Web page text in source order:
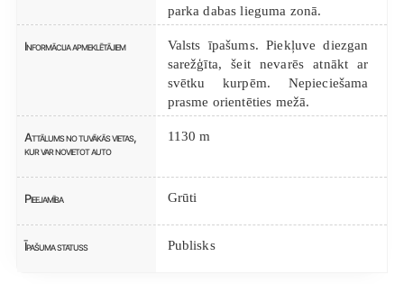
parka dabas lieguma zonā.
Informācija apmeklētājiem
Valsts īpašums. Piekļuve diezgan
sarežģīta, šeit nevarēs atnākt ar
svētku kurpēm. Nepieciešama
prasme orientēties mežā.
Attālums no tuvākās vietas,
kur var novietot auto
1130 m
Pieejamība Grūti
Īpašuma statuss Publisks